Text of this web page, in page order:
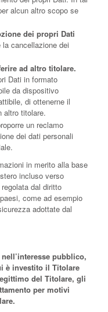
alcun altro scopo se
dei propri Dati
la cancellazione dei
ad altro titolare.
Dati in formato
da dispositivo
di ottenerne il
altro titolare.
un reclamo
dei dati personali
in merito alla base
incluso verso
dal diritto
come ad esempio
adottate dal
pubblico,
è investito il Titolare
del Titolare, gli
per motivi